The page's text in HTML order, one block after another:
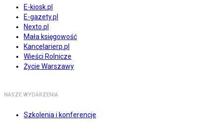
E-kiosk.pl
E-gazety.pl
Nexto.pl
Mała księgowość
Kancelarierp.pl
Wieści Rolnicze
Życie Warszawy
NASZE WYDARZENIA
Szkolenia i konferencje